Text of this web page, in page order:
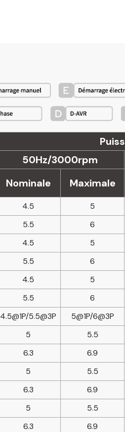
50Hz/3000rpm
Nominale
Maximale
4.5 5
5.5 6
4.5 5
5.5 6
4.5 5
5.5 6
4.5@1P/5.5@3P 5@1P/6@3P
5 5.5
6.3 6.9
5 5.5
6.3 6.9
5 5.5
6.3 6.9